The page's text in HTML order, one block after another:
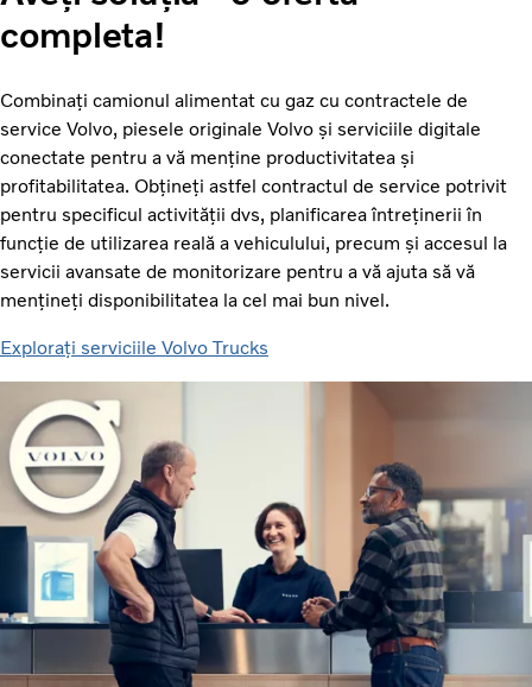
completa!
Combinați camionul alimentat cu gaz cu contractele de
service Volvo, piesele originale Volvo și serviciile digitale
conectate pentru a vă menține productivitatea și
profitabilitatea. Obțineți astfel contractul de service potrivit
pentru specificul activității dvs, planificarea întreținerii în
funcție de utilizarea reală a vehiculului, precum și accesul la
servicii avansate de monitorizare pentru a vă ajuta să vă
mențineți disponibilitatea la cel mai bun nivel.
Explorați serviciile Volvo Trucks